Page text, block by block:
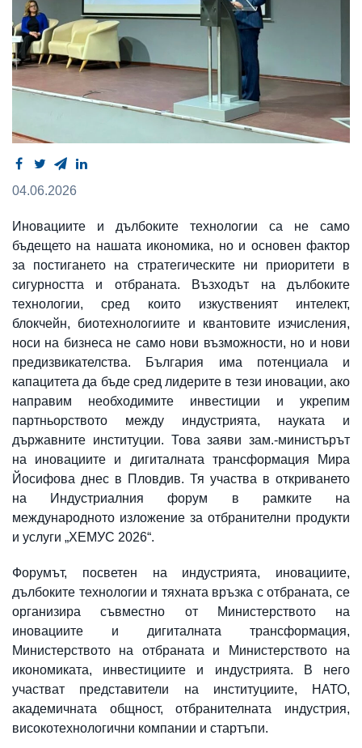
04.06.2026
Иновациите и дълбоките технологии са не само
бъдещето на нашата икономика, но и основен фактор
за постигането на стратегическите ни приоритети в
сигурността и отбраната. Възходът на дълбоките
технологии, сред които изкуственият интелект,
блокчейн, биотехнологиите и квантовите изчисления,
носи на бизнеса не само нови възможности, но и нови
предизвикателства. България има потенциала и
капацитета да бъде сред лидерите в тези иновации, ако
направим необходимите инвестиции и укрепим
партньорството между индустрията, науката и
държавните институции. Това заяви зам.-министърът
на иновациите и дигиталната трансформация Мира
Йосифова днес в Пловдив. Тя участва в откриването
на Индустриалния форум в рамките на
международното изложение за отбранителни продукти
и услуги „ХЕМУС 2026“.
Форумът, посветен на индустрията, иновациите,
дълбоките технологии и тяхната връзка с отбраната, се
организира съвместно от Министерството на
иновациите и дигиталната трансформация,
Министерството на отбраната и Министерството на
икономиката, инвестициите и индустрията. В него
участват представители на институциите, НАТО,
академичната общност, отбранителната индустрия,
високотехнологични компании и стартъпи.